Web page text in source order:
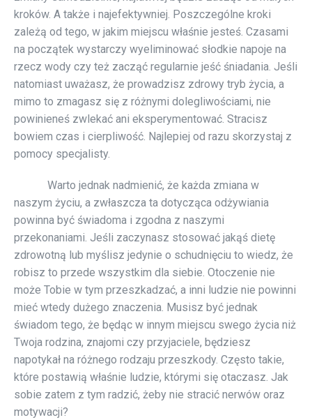
kroków. A także i najefektywniej. Poszczególne kroki
zależą od tego, w jakim miejscu właśnie jesteś. Czasami
na początek wystarczy wyeliminować słodkie napoje na
rzecz wody czy też zacząć regularnie jeść śniadania. Jeśli
natomiast uważasz, że prowadzisz zdrowy tryb życia, a
mimo to zmagasz się z różnymi dolegliwościami, nie
powinieneś zwlekać ani eksperymentować. Stracisz
bowiem czas i cierpliwość. Najlepiej od razu skorzystaj z
pomocy specjalisty.
Warto jednak nadmienić, że każda zmiana w
naszym życiu, a zwłaszcza ta dotycząca odżywiania
powinna być świadoma i zgodna z naszymi
przekonaniami. Jeśli zaczynasz stosować jakąś dietę
zdrowotną lub myślisz jedynie o schudnięciu to wiedz, że
robisz to przede wszystkim dla siebie. Otoczenie nie
może Tobie w tym przeszkadzać, a inni ludzie nie powinni
mieć wtedy dużego znaczenia. Musisz być jednak
świadom tego, że będąc w innym miejscu swego życia niż
Twoja rodzina, znajomi czy przyjaciele, będziesz
napotykał na różnego rodzaju przeszkody. Często takie,
które postawią właśnie ludzie, którymi się otaczasz. Jak
sobie zatem z tym radzić, żeby nie stracić nerwów oraz
motywacji?